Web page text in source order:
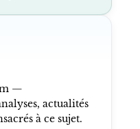
—
actualités
à ce sujet.